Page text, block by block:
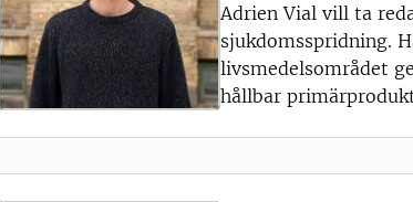
Adrien Vial vill ta
sjukdomsspridning.
livsmedelsområdet
hållbar